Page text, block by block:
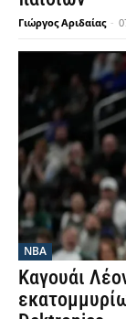
Γιώργος Αριδαίας -
NBA
Καγουάι